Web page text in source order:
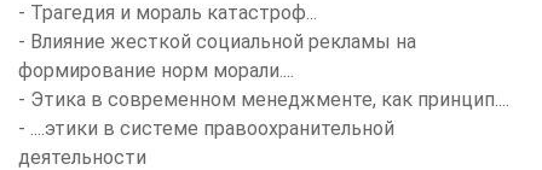
- Трагедия и мораль катастроф...
- Влияние жесткой социальной рекламы на
формирование норм морали....
- Этика в современном менеджменте, как принцип....
- ....этики в системе правоохранительной
деятельности